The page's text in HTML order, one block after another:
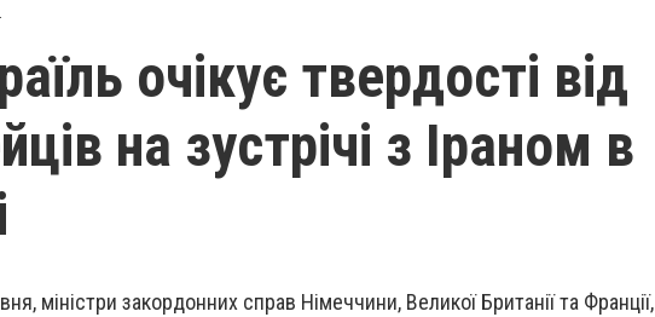
очікує твердості від
на зустрічі з Іраном в
міністри закордонних справ Німеччини, Великої Британії та Франції,